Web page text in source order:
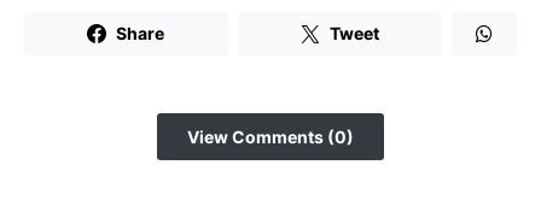
Share Tweet
View Comments (0)